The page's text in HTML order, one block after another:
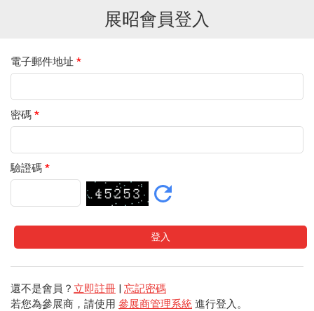
展昭會員登入
電子郵件地址 *
密碼 *
驗證碼 *
還不是會員？ 立即註冊 | 忘記密碼
若您為參展商，請使用 參展商管理系統 進行登入。